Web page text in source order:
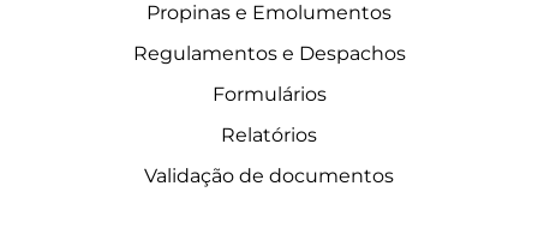
Propinas e Emolumentos
Regulamentos e Despachos
Formulários
Relatórios
Validação de documentos